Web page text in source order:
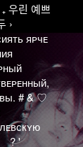
린 예쁘
›
яᴘчᴇ
ㅤㅤ# & ♡
? '